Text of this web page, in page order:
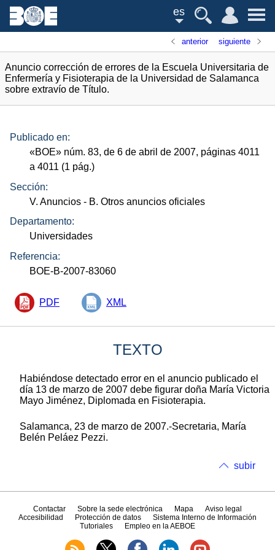
es
anterior siguiente
Anuncio corrección de errores de la Escuela Universitaria de
Enfermería y Fisioterapia de la Universidad de Salamanca
sobre extravío de Título.
Publicado en:
«BOE» núm. 83, de 6 de abril de 2007, páginas 4011
a 4011 (1 pág.)
Sección:
V. Anuncios - B. Otros anuncios oficiales
Departamento:
Universidades
Referencia:
BOE-B-2007-83060
PDF XML
TEXTO
Habiéndose detectado error en el anuncio publicado el
día 13 de marzo de 2007 debe figurar doña María Victoria
Mayo Jiménez, Diplomada en Fisioterapia.
Salamanca, 23 de marzo de 2007.-Secretaria, María
Belén Peláez Pezzi.
subir
Contactar Sobre la sede electrónica Mapa
Aviso legal
Accesibilidad
Protección de datos
Sistema Interno de Información
Tutoriales
Empleo en la AEBOE